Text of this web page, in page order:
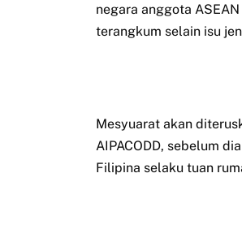
negara anggota
terangkum selain isu
Mesyuarat akan
AIPACODD, sebelum
Filipina selaku tuan